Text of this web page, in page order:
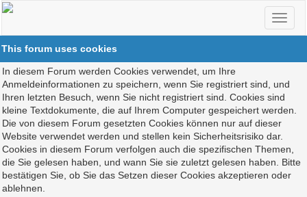
This forum uses cookies
In diesem Forum werden Cookies verwendet, um Ihre
Anmeldeinformationen zu speichern, wenn Sie registriert sind, und
Ihren letzten Besuch, wenn Sie nicht registriert sind. Cookies sind
kleine Textdokumente, die auf Ihrem Computer gespeichert werden.
Die von diesem Forum gesetzten Cookies können nur auf dieser
Website verwendet werden und stellen kein Sicherheitsrisiko dar.
Cookies in diesem Forum verfolgen auch die spezifischen Themen,
die Sie gelesen haben, und wann Sie sie zuletzt gelesen haben. Bitte
bestätigen Sie, ob Sie das Setzen dieser Cookies akzeptieren oder
ablehnen.